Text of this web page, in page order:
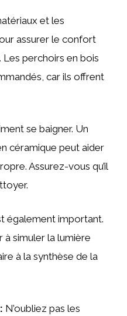
et les
assurer le confort
perchoirs en bois
car ils offrent
se baigner. Un
céramique peut aider
Assurez-vous qu’il
également important.
à simuler la lumière
à la synthèse de la
N’oubliez pas les